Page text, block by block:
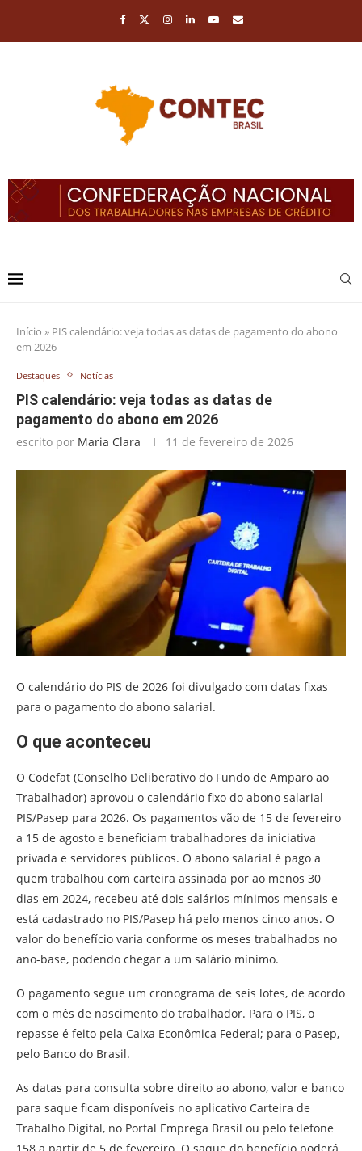
Início » PIS calendário: veja todas as datas de pagamento do abono
em 2026
Destaques Notícias
PIS calendário: veja todas as datas de
pagamento do abono em 2026
escrito por Maria Clara 11 de fevereiro de 2026
O calendário do PIS de 2026 foi divulgado com datas fixas
para o pagamento do abono salarial.
O que aconteceu
O Codefat (Conselho Deliberativo do Fundo de Amparo ao
Trabalhador) aprovou o calendário fixo do abono salarial
PIS/Pasep para 2026. Os pagamentos vão de 15 de fevereiro
a 15 de agosto e beneficiam trabalhadores da iniciativa
privada e servidores públicos. O abono salarial é pago a
quem trabalhou com carteira assinada por ao menos 30
dias em 2024, recebeu até dois salários mínimos mensais e
está cadastrado no PIS/Pasep há pelo menos cinco anos. O
valor do benefício varia conforme os meses trabalhados no
ano-base, podendo chegar a um salário mínimo.
O pagamento segue um cronograma de seis lotes, de acordo
com o mês de nascimento do trabalhador. Para o PIS, o
repasse é feito pela Caixa Econômica Federal; para o Pasep,
pelo Banco do Brasil.
As datas para consulta sobre direito ao abono, valor e banco
para saque ficam disponíveis no aplicativo Carteira de
Trabalho Digital, no Portal Emprega Brasil ou pelo telefone